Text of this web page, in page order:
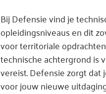
Bij Defensie vind je
opleidingsniveaus en dit
voor territoriale
technische achtergrond is
vereist. Defensie zorgt
voor jouw nieuwe